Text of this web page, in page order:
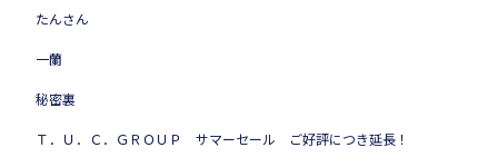
たんさん
一蘭
秘密裏
Ｔ．Ｕ．Ｃ．ＧＲＯＵＰ サマーセール ご好評につき延長！